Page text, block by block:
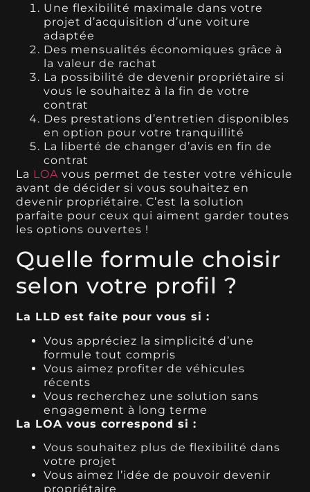
Une flexibilité maximale dans votre
projet d’acquisition d’une voiture
adaptée
Des mensualités économiques grâce à
la valeur de rachat
La possibilité de devenir propriétaire si
vous le souhaitez à la fin de votre
contrat
Des prestations d’entretien disponibles
en option pour votre tranquillité
La liberté de changer d’avis en fin de
contrat
La LOA vous permet de tester votre véhicule
avant de décider si vous souhaitez en
devenir propriétaire. C’est la solution
parfaite pour ceux qui aiment garder toutes
les options ouvertes !
Quelle formule choisir
selon votre profil ?
La LLD est faite pour vous si :
Vous appréciez la simplicité d’une
formule tout compris
Vous aimez profiter de véhicules
récents
Vous recherchez une solution sans
engagement à long terme
La LOA vous correspond si :
Vous souhaitez plus de flexibilité dans
votre projet
Vous aimez l’idée de pouvoir devenir
propriétaire